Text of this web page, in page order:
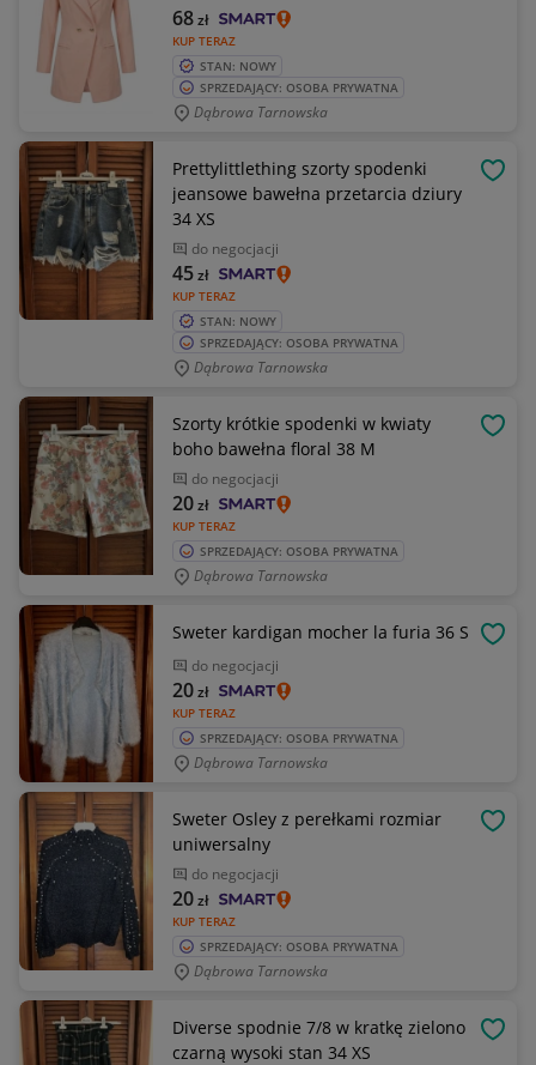
KUP TERAZ
68zł
STAN: NOWY
SPRZEDAJĄCY: OSOBA PRYWATNA
Dąbrowa Tarnowska
Prettylittlething szorty spodenki
jeansowe bawełna przetarcia dziury
34 XS
do negocjacji
KUP TERAZ
45zł
STAN: NOWY
SPRZEDAJĄCY: OSOBA PRYWATNA
Dąbrowa Tarnowska
Szorty krótkie spodenki w kwiaty
boho bawełna floral 38 M
do negocjacji
KUP TERAZ
20zł
SPRZEDAJĄCY: OSOBA PRYWATNA
Dąbrowa Tarnowska
Sweter kardigan mocher la furia 36 S
do negocjacji
KUP TERAZ
20zł
SPRZEDAJĄCY: OSOBA PRYWATNA
Dąbrowa Tarnowska
Sweter Osley z perełkami rozmiar
uniwersalny
do negocjacji
KUP TERAZ
20zł
SPRZEDAJĄCY: OSOBA PRYWATNA
Dąbrowa Tarnowska
Diverse spodnie 7/8 w kratkę zielono
czarną wysoki stan 34 XS